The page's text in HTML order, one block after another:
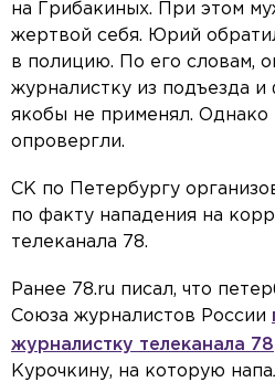
на Грибакиных. При этом
жертвой себя. Юрий
в полицию. По его словам,
журналистку из подъезда и
якобы не применял. Однако
опровергли.
СК по Петербургу
по факту нападения на
телеканала 78.
Ранее 78.ru писал, что
Союза журналистов России
журналистку телеканала 78
Курочкину, на которую